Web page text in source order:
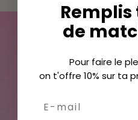
Prêt à
révolution
de
Pour faire le
on t'offre 10% sur ta